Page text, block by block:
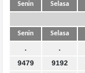
Senin Selasa
Senin Selasa
. .
9479
9192